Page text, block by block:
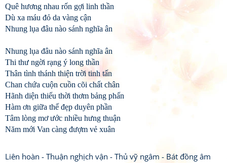
Quê hương nhau rốn gợi linh thần
Dù xa máu đỏ da vàng cận
Nhung lụa đâu nào sánh nghĩa ân
Nhung lụa đâu nào sánh nghĩa ân
Thi thư ngời rạng ý long thần
Thân tình thánh thiện trời tinh tấn
Chan chứa cuộn cuồn cõi chất chân
Hãnh diện thiếu thời thơm bảng phấn
Hàm ơn giữa thế đẹp duyên phần
Tâm lòng mơ ước nhiều hưng thuận
Năm mới Van càng đượm vẻ xuân
Liên hoàn - Thuận nghịch vận - Thủ vỹ ngâm - Bát đồng âm